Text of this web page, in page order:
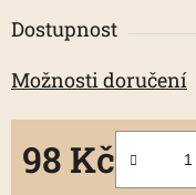
Dostupnost
Možnosti doručení
98 Kč